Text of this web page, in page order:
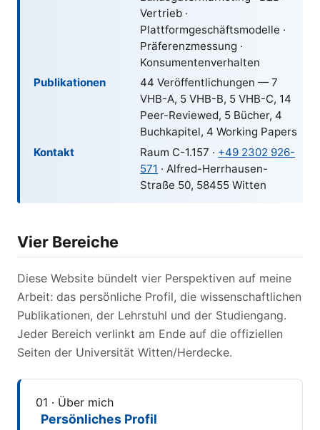
Vertrieb ·
Plattformgeschäftsmodelle ·
Präferenzmessung ·
Konsumentenverhalten
Publikationen
44 Veröffentlichungen — 7
VHB-A, 5 VHB-B, 5 VHB-C, 14
Peer-Reviewed, 5 Bücher, 4
Buchkapitel, 4 Working Papers
Kontakt
Raum C-1.157 · +49 2302 926-
571 · Alfred-Herrhausen-
Straße 50, 58455 Witten
Vier Bereiche
Diese Website bündelt vier Perspektiven auf meine
Arbeit: das persönliche Profil, die wissenschaftlichen
Publikationen, der Lehrstuhl und der Studiengang.
Jeder Bereich verlinkt am Ende auf die offiziellen
Seiten der Universität Witten/Herdecke.
01 · Über mich
Persönliches Profil